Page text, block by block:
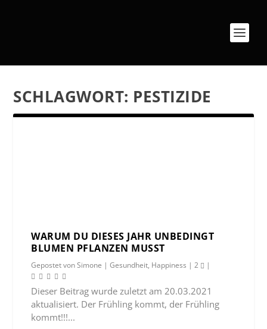
SCHLAGWORT: PESTIZIDE
WARUM DU DIESES JAHR UNBEDINGT
BLUMEN PFLANZEN MUSST
Gepostet vonSimone |Gesundheit, Happiness |2 |
Dieser Beitrag wurde zuletzt am 20.03.2021
aktualisiert. Der Frühling kommt, der Frühling
kommt!!!...